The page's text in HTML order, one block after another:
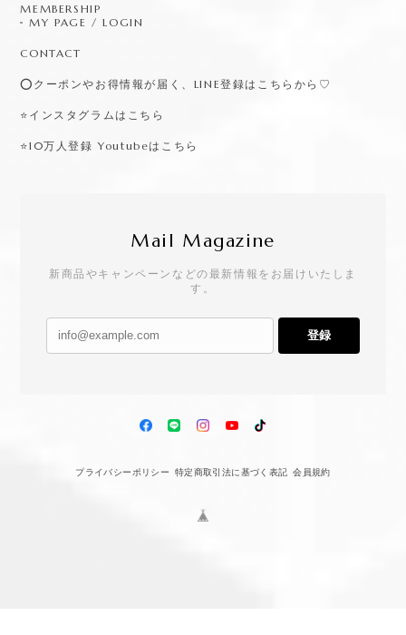
MEMBERSHIP
MY PAGE / LOGIN
CONTACT
⭕️クーポンやお得情報が届く、LINE登録はこちらから♡
⭐️インスタグラムはこちら
⭐️10万人登録 Youtubeはこちら
Mail Magazine
新商品やキャンペーンなどの最新情報をお届けいたしま
す。
登録
プライバシーポリシー 特定商取引法に基づく表記 会員規約